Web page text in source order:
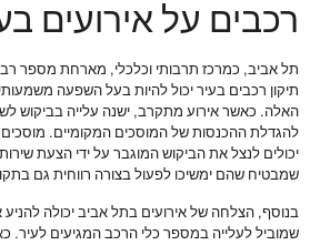
רכבים על אירועים
תל אביב, כמרכז תרבותי וכלכלי, מארחת מספר
תיקון רכבים בעיר יכול להיות בעל השפעה
האלה. כאשר אירוע מתקרב, ישנה עלייה בביקוש
להגדלת ההכנסות של המוסכים המקומיים. מוסכים
יכולים לנצל את הביקוש המוגבר על ידי הצעת
שמבטיח שהם ימשיכו לפעול בצורה רווחית גם
בנוסף, הצלחה של אירועים בתל אביב יכולה
שמוביל לעלייה במספר כלי הרכב המגיעים לעיר.